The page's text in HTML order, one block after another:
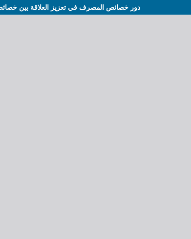
دور خصائص المصرف في تعزيز العلاقة بين خصائص